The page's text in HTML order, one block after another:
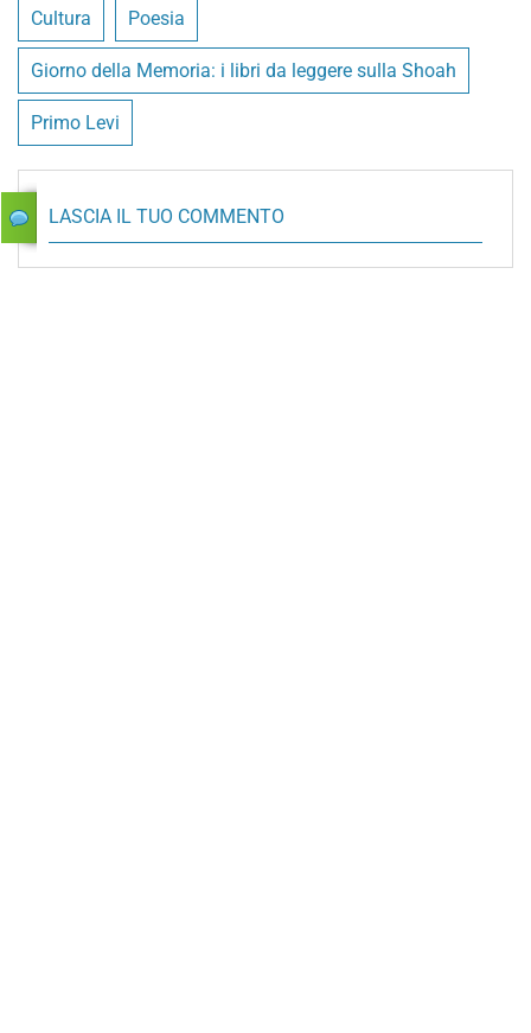
Cultura Poesia
Giorno della Memoria: i libri da leggere sulla Shoah
Primo Levi
LASCIA IL TUO COMMENTO